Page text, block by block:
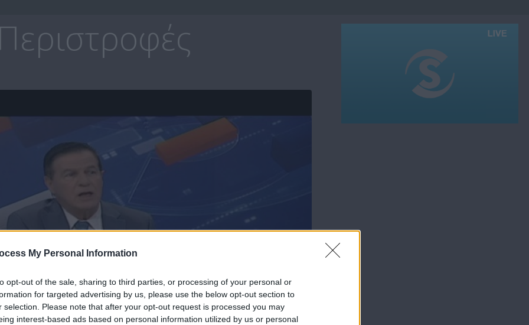
My Personal Information
opt-out of the sale, sharing to third parties, or processing of your personal or
for targeted advertising by us, please use the below opt-out section to
selection. Please note that after your opt-out request is processed you may
interest-based ads based on personal information utilized by us or personal